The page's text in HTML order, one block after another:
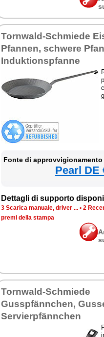
Tornwald-Schmiede
Pfannen, schwere
Induktionspfanne
Fonte di approvvigionamento
Pearl DE
Dettagli di supporto
3 Scarica manuale, driver ... • 2
premi della stampa
Tornwald-Schmiede
Gusspfännchen,
Servierpfännchen